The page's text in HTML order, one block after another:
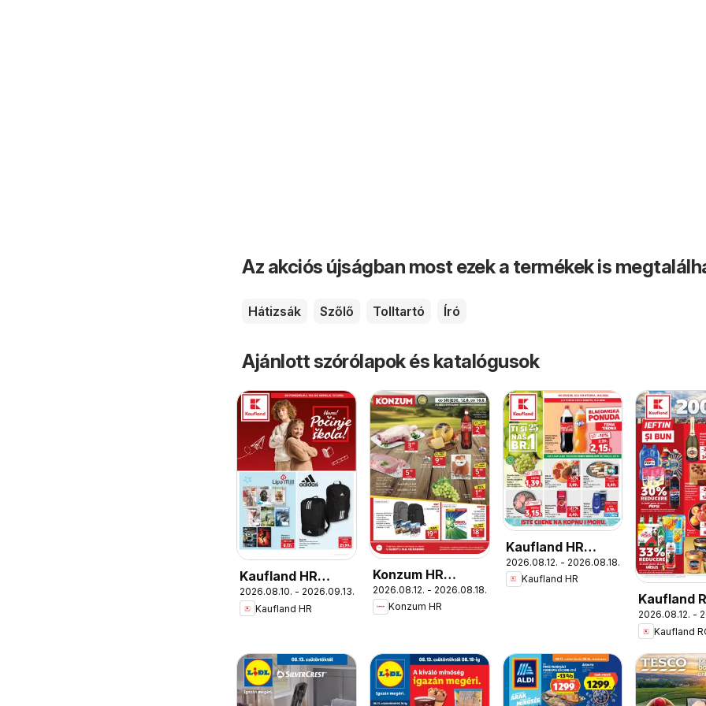
Az akciós újságban most ezek a termékek is
Hátizsák Szőlő Tolltartó Író
Ajánlott szórólapok és katalógusok
Kaufland HR
akciós újság
2026.08.10. - 2026.09.13.
Kaufland HR
Konzum HR
akciós újság
2026.08.12. - 2026.08.18.
Konzum HR
Kaufland HR
akciós újság
2026.08.12. - 2026.08.18.
Kaufland HR
Kaufland
akciós
2026.08.12. -
Kaufland